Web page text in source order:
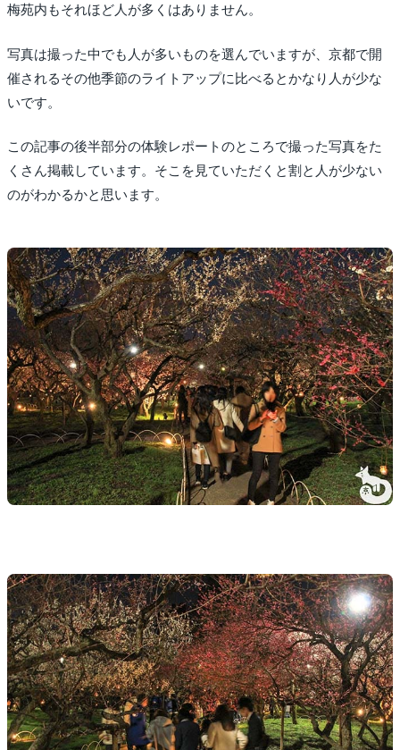
梅苑内もそれほど人が多くはありません。
写真は撮った中でも人が多いものを選んでいますが、京都で開
催されるその他季節のライトアップに比べるとかなり人が少な
いです。
この記事の後半部分の体験レポートのところで撮った写真をた
くさん掲載しています。そこを見ていただくと割と人が少ない
のがわかるかと思います。